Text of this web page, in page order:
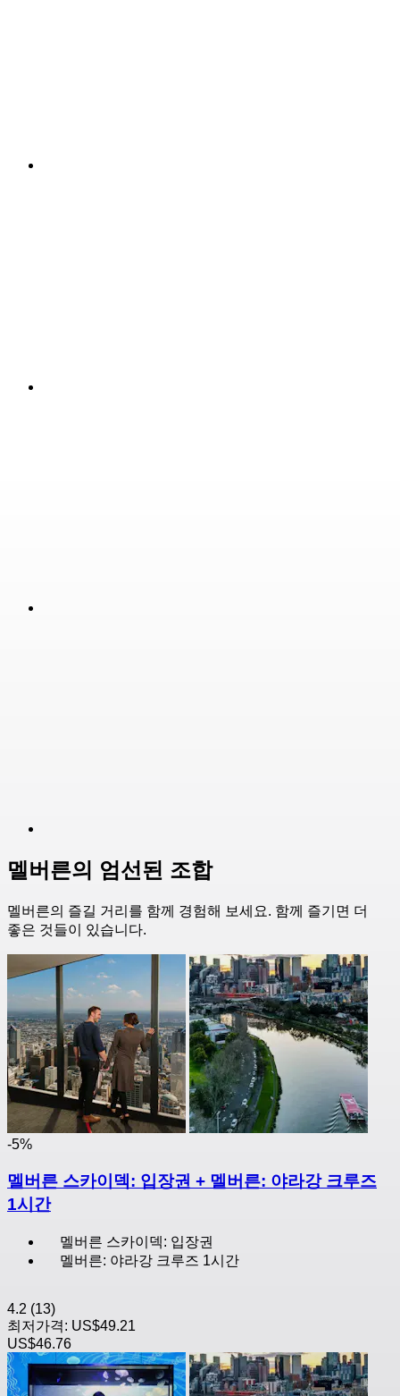
멜버른의 엄선된 조합
멜버른의 즐길 거리를 함께 경험해 보세요. 함께 즐기면 더
좋은 것들이 있습니다.
-5%
멜버른 스카이덱: 입장권 + 멜버른: 야라강 크루즈
1시간
멜버른 스카이덱: 입장권
멜버른: 야라강 크루즈 1시간
4.2 (13)
최저가격: US$49.21
US$46.76